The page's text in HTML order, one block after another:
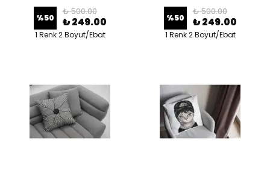
%50
₺ 500.00
₺ 249.00
1 Renk 2 Boyut/Ebat
%50
₺ 500.00
₺ 249.00
1 Renk 2 Boyut/Ebat